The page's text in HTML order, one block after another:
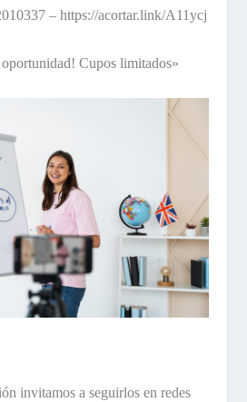
– https://acortar.link/A11ycj
oportunidad! Cupos limitados»
invitamos a seguirlos en redes